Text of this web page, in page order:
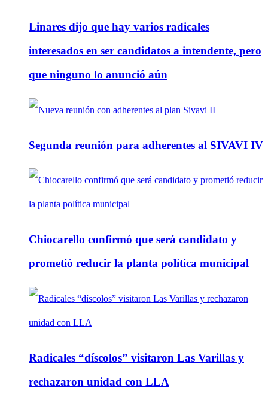
Linares dijo que hay varios radicales
interesados en ser candidatos a intendente, pero
que ninguno lo anunció aún
Segunda reunión para adherentes al SIVAVI IV
Chiocarello confirmó que será candidato y
prometió reducir la planta política municipal
Radicales “díscolos” visitaron Las Varillas y
rechazaron unidad con LLA